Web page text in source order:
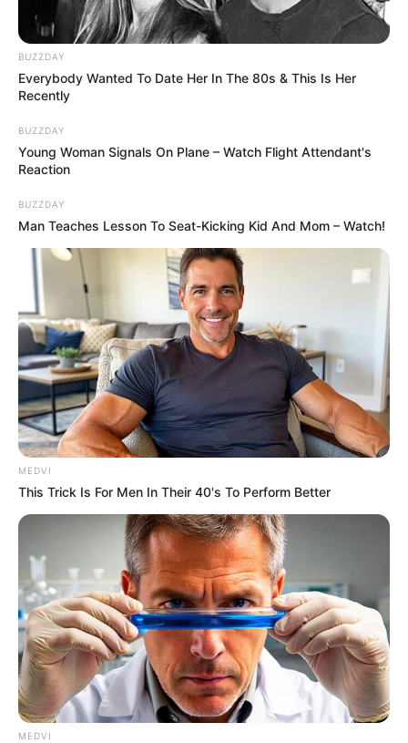
quatre, avec leur mari respectif. Seulement, dès
la cérémonie, les téléspectateurs ont eu
l’occasion d’observer un grand écart entre le
début de l’idylle entre Alex et Lucile et l’histoire
entre Mélanie et Antoine…
BUZZDAY
Everybody Wanted To Date Her In The 80s & This Is Her
Recently
BUZZDAY
Young Woman Signals On Plane – Watch Flight Attendant's
Reaction
BUZZDAY
Man Teaches Lesson To Seat-Kicking Kid And Mom – Watch!
MEDVI
This Trick Is For Men In Their 40's To Perform Better
MEDVI